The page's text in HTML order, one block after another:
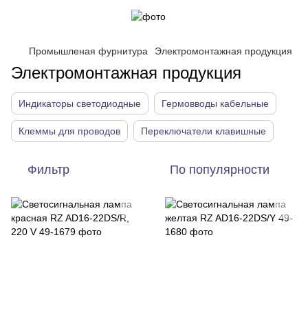
Промышленая фурнитура Электромонтажная продукция
Электромонтажная продукция
Индикаторы светодиодные Гермовводы кабельные
Клеммы для проводов Переключатели клавишные
Фильтр По популярности